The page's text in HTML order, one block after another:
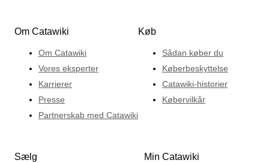
Om Catawiki
Om Catawiki
Vores eksperter
Karrierer
Presse
Partnerskab med Catawiki
Køb
Sådan køber du
Køberbeskyttelse
Catawiki-historier
Købervilkår
Sælg Min Catawiki